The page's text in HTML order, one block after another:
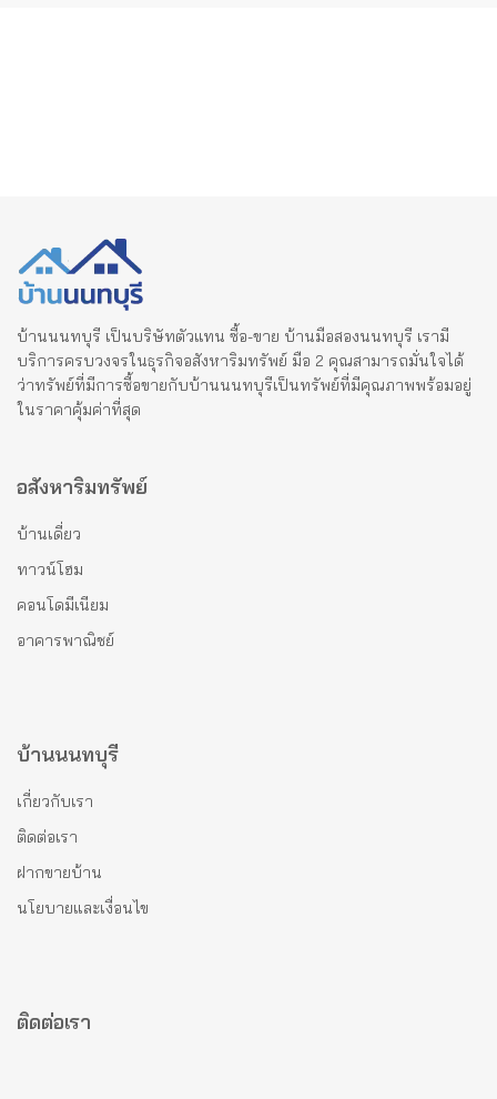
บ้านนนทบุรี เป็นบริษัทตัวแทน ซื้อ-ขาย บ้านมือสองนนทบุรี เรามี
บริการครบวงจรในธุรกิจอสังหาริมทรัพย์ มือ 2 คุณสามารถมั่นใจได้
ว่าทรัพย์ที่มีการซื้อขายกับบ้านนนทบุรีเป็นทรัพย์ที่มีคุณภาพพร้อมอยู่
ในราคาคุ้มค่าที่สุด
อสังหาริมทรัพย์
บ้านเดี่ยว
ทาวน์โฮม
คอนโดมีเนียม
อาคารพาณิชย์
บ้านนนทบุรี
เกี่ยวกับเรา
ติดต่อเรา
ฝากขายบ้าน
นโยบายและเงื่อนไข
ติดต่อเรา